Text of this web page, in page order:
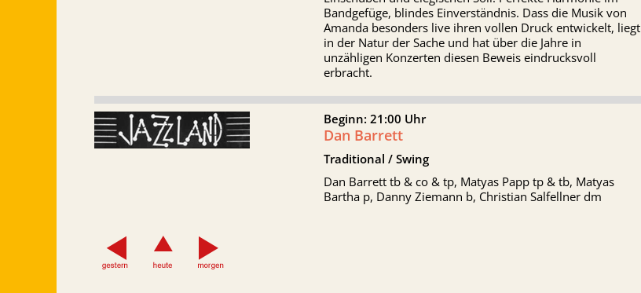
Bandgefüge, blindes Einverständnis. Dass die Musik von
Amanda besonders live ihren vollen Druck entwickelt, liegt
in der Natur der Sache und hat über die Jahre in
unzähligen Konzerten diesen Beweis eindrucksvoll
erbracht.
Beginn: 21:00 Uhr
Dan Barrett
Traditional / Swing
Dan Barrett tb & co & tp, Matyas Papp tp & tb, Matyas
Bartha p, Danny Ziemann b, Christian Salfellner dm